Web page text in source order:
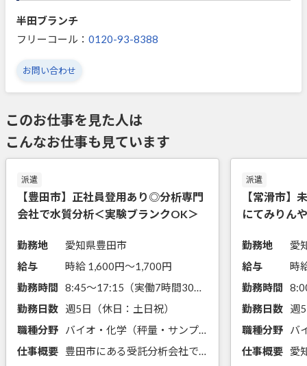
半田ブランチ
フリーコール： 0120-93-8388
お問い合わせ
このお仕事を見た人は
こんなお仕事も見ています
派遣
【豊田市】正社員登用あり◎分析専門
会社で水質分析＜実験ブランクOK＞
勤務地
愛知県豊田市
給与
時給 1,600円〜1,700円
勤務時間
8:45～17:15（実働7時間30分）
勤務日数
週5日（休日：土日祝）
職種分野
バイオ・化学（秤量・サンプリング・分注、前処理・試薬調製、手分析、機器分析）
仕事概要
豊田市にある受託分析会社での求人です。排水分析を主に担当します。分析経験が無くても応募OK！実験ブランクがある方もお気軽にお問い合わせください。
派遣
【常滑市】
にてみりん
勤務地
愛
給与
時
勤務時間
勤務日数
職種分野
仕事概要